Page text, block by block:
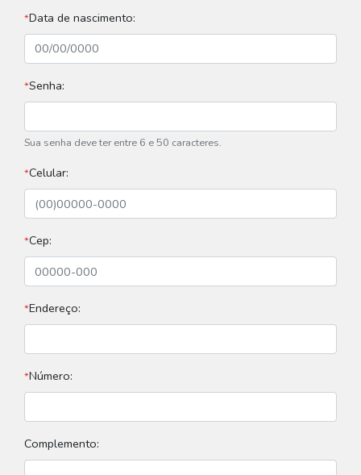
*Data de nascimento:
*Senha:
Sua senha deve ter entre 6 e 50 caracteres.
*Celular:
*Cep:
*Endereço:
*Número:
Complemento: